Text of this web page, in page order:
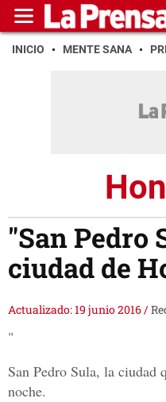
INICIO MENTE SANA
"San Pedro
ciudad de
Actualizado: 19 junio 2016/
"
San Pedro Sula, la ciudad
noche.